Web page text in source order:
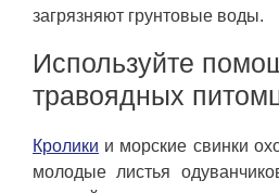
загрязняют грунтовые воды.
Используйте
травоядных
Кролики и морские свинки
молодые листья